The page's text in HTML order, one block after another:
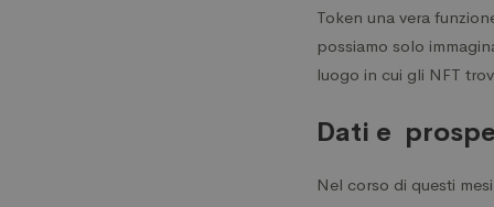
Token una vera
possiamo solo
luogo in cui gli NFT
Dati e
Nel corso di questi